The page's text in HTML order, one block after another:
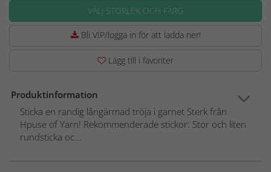
VÄLJ STORLEK OCH FÄRG
Bli VIP/logga in för att ladda ner!
Lägg till i favoriter
Produktinformation
Sticka en randig långärmad tröja i garnet Sterk från
Hpuse of Yarn! Rekommenderade stickor: Stor och liten
rundsticka oc...